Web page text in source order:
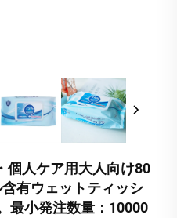
個人ケア用大人向け80
有ウェットティッシ
最小発注数量：10000